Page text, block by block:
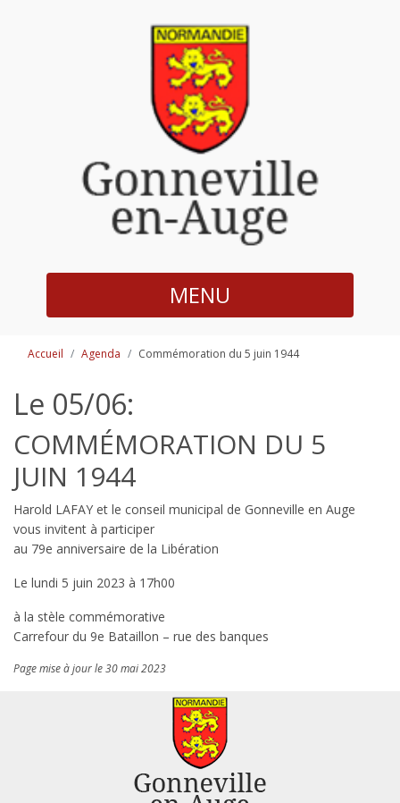
MENU
Accueil Agenda Commémoration du 5 juin 1944
Le 05/06:
COMMÉMORATION DU 5
JUIN 1944
Harold LAFAY et le conseil municipal de Gonneville en Auge
vous invitent à participer
au 79e anniversaire de la Libération
Le lundi 5 juin 2023 à 17h00
à la stèle commémorative
Carrefour du 9e Bataillon – rue des banques
Page mise à jour le 30 mai 2023